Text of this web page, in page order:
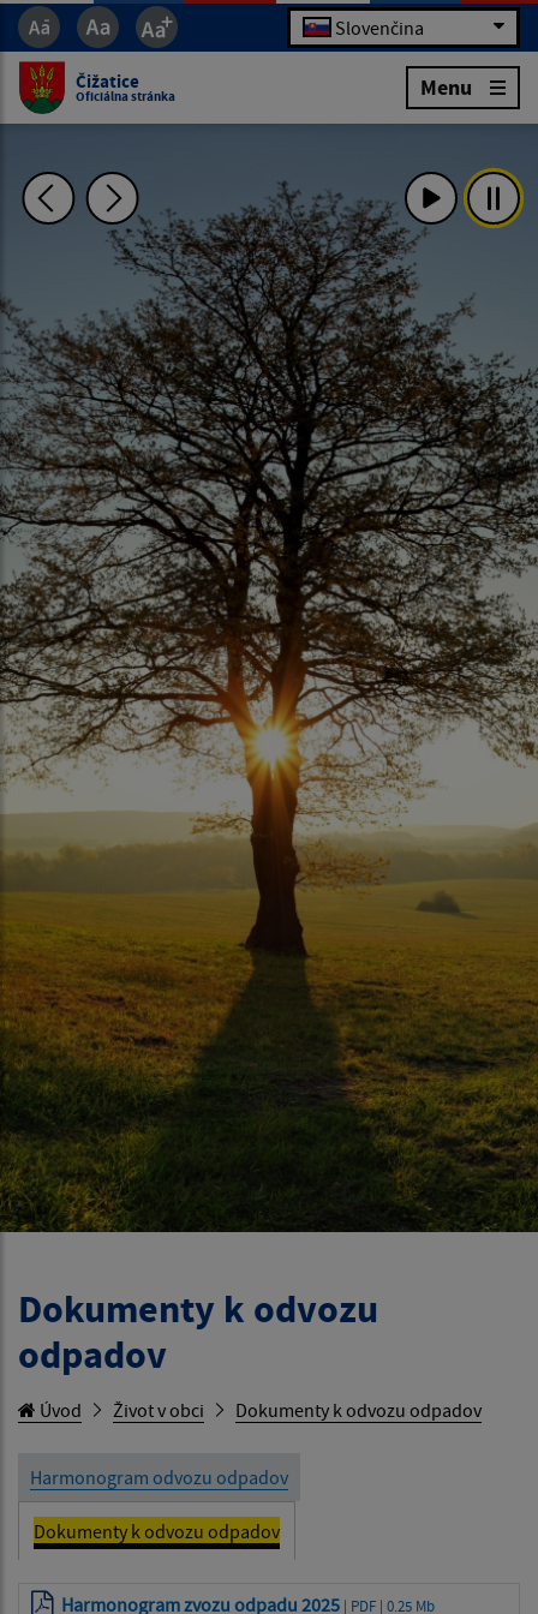
Slovenčina
Čižatice
Oficiálna stránka Menu
Dokumenty k odvozu
odpadov
Úvod Život v obci Dokumenty k odvozu odpadov
Harmonogram odvozu odpadov
Dokumenty k odvozu odpadov
Harmonogram zvozu odpadu 2025 | PDF | 0.25 Mb